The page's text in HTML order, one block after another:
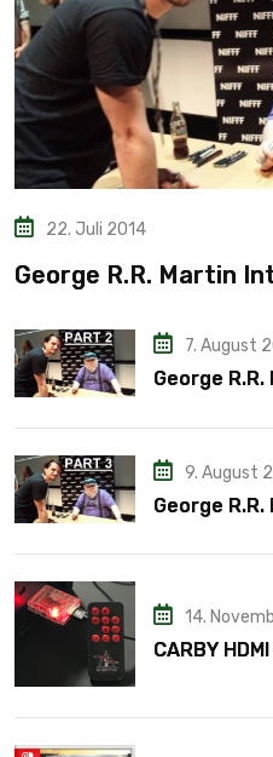
22. Juli 2014
George R.R. Martin
7. August
George
9. August
George
14.
CARBY